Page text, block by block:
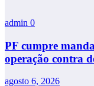
admin 0
PF cumpre
operação contra
agosto 6, 2026